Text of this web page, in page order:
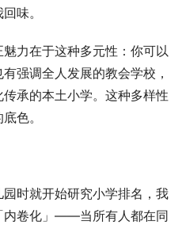
味。
力在于这种多元性：你可以
强调全人发展的教会学校，
承的本土小学。这种多样性
色。
时就开始研究小学排名，我
内卷化」——当所有人都在同